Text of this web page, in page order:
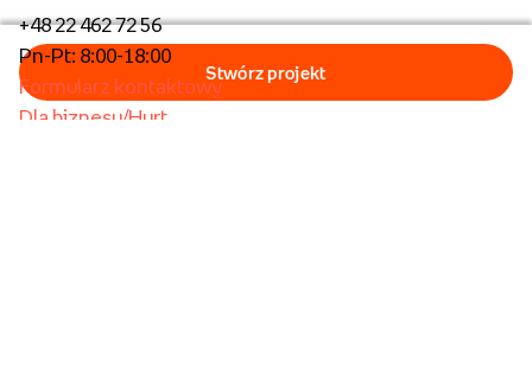
+48 22 462 72 56
Pn-Pt: 8:00-18:00
Formularz kontaktowy
Dla biznesu/Hurt